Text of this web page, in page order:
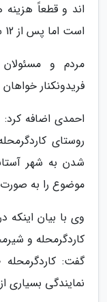
اند و قطعاً
است اما پس از 12 سال هنوز این اتفاق نیفتاد.
مردم و
فریدونکنار
احمدی اضافه کرد:
روستای
شدن به شهر
موضوع را به
وی با بیان
کاردگرمحله و
گفت:
نمایندگی بسیاری